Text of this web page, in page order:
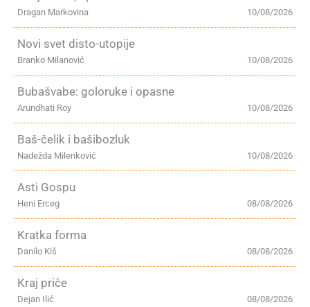
10/08/2026
Dragan Markovina
Novi svet disto-utopije
10/08/2026
Branko Milanović
Bubašvabe: goloruke i opasne
10/08/2026
Arundhati Roy
Baš-čelik i bašibozluk
10/08/2026
Nadežda Milenković
Asti Gospu
08/08/2026
Heni Erceg
Kratka forma
08/08/2026
Danilo Kiš
Kraj priče
08/08/2026
Dejan Ilić